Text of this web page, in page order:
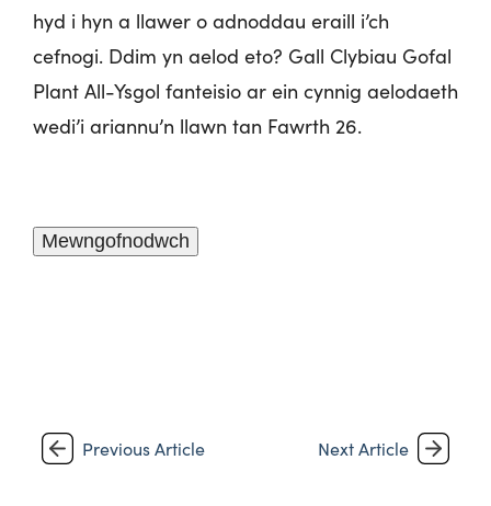
hyd i hyn a llawer o adnoddau eraill i’ch
cefnogi. Ddim yn aelod eto? Gall Clybiau Gofal
Plant All-Ysgol fanteisio ar ein cynnig aelodaeth
wedi’i ariannu’n llawn tan Fawrth 26.
Mewngofnodwch
Previous Article Next Article